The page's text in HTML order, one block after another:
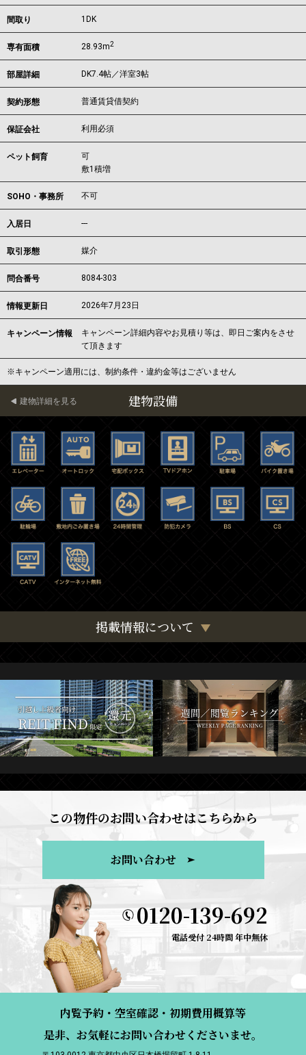
間取り 1DK
専有面積 28.93m2
部屋詳細 DK7.4帖／洋室3帖
契約形態 普通賃貸借契約
保証会社 利用必須
ペット飼育
可
敷1積増
SOHO・事務所 不可
入居日 ---
取引形態 媒介
問合番号 8084-303
情報更新日 2026年7月23日
キャンペーン情報
キャンペーン詳細内容やお見積り等は、即日ご案内をさせ
て頂きます
※キャンペーン適用には、制約条件・違約金等はございません
建物設備
建物詳細を見る
掲載情報について
この物件のお問い合わせはこちらから
お問い合わせ
0120-139-692
電話受付 24時間 年中無休
内覧予約・空室確認・初期費用概算等
是非、お気軽にお問い合わせくださいませ。